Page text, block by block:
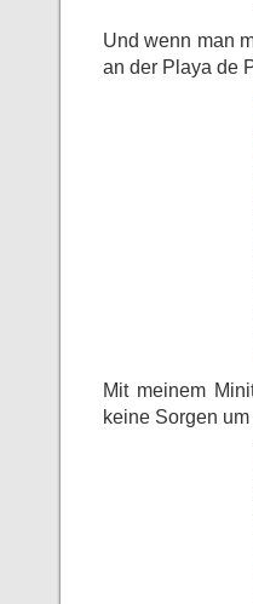
Und wenn man
an der Playa de
Mit meinem
keine Sorgen